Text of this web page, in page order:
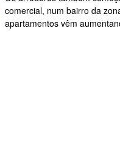
comercial, num bairro da
apartamentos vêm